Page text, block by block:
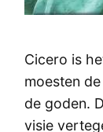
Cicero is
moesten
de goden.
visie